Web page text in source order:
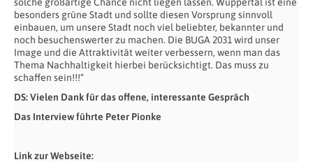
besonders grüne Stadt und sollte diesen Vorsprung sinnvoll
einbauen, um unsere Stadt noch viel beliebter, bekannter und
noch besuchenswerter zu machen. Die BUGA 2031 wird unser
Image und die Attraktivität weiter verbessern, wenn man das
Thema Nachhaltigkeit hierbei berücksichtigt. Das muss zu
schaffen sein!!!“
DS: Vielen Dank für das offene, interessante Gespräch
Das Interview führte Peter Pionke
Link zur Webseite: